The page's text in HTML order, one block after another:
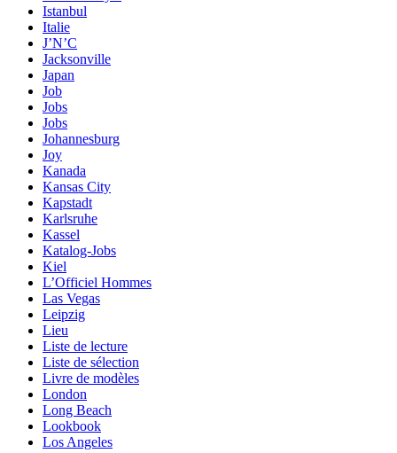
Istanbul
Italie
J’N’C
Jacksonville
Japan
Job
Jobs
Jobs
Johannesburg
Joy
Kanada
Kansas City
Kapstadt
Karlsruhe
Kassel
Katalog-Jobs
Kiel
L’Officiel Hommes
Las Vegas
Leipzig
Lieu
Liste de lecture
Liste de sélection
Livre de modèles
London
Long Beach
Lookbook
Los Angeles